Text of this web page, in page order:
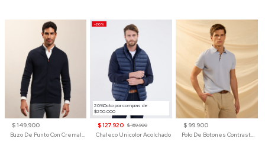
$ 149.900
20%Dcto por compras de
$250.000
-20%
$ 127.920 $ 159.900
Chaleco Unicolor Acolchado
$ 99.900
Polo De Botones Contraste Para Hombre